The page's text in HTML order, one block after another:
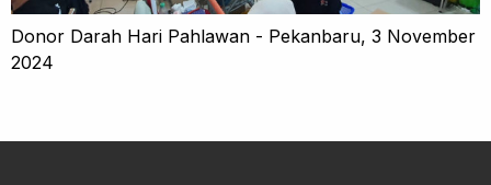
Donor Darah Hari Pahlawan - Pekanbaru, 3 November
2024